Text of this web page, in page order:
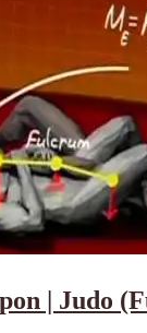
| Judo